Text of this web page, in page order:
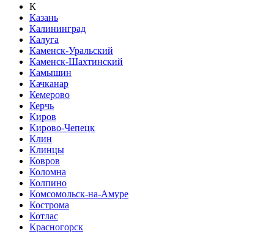
К
Казань
Калининград
Калуга
Каменск-Уральский
Каменск-Шахтинский
Камышин
Качканар
Кемерово
Керчь
Киров
Кирово-Чепецк
Клин
Клинцы
Ковров
Коломна
Колпино
Комсомольск-на-Амуре
Кострома
Котлас
Красногорск